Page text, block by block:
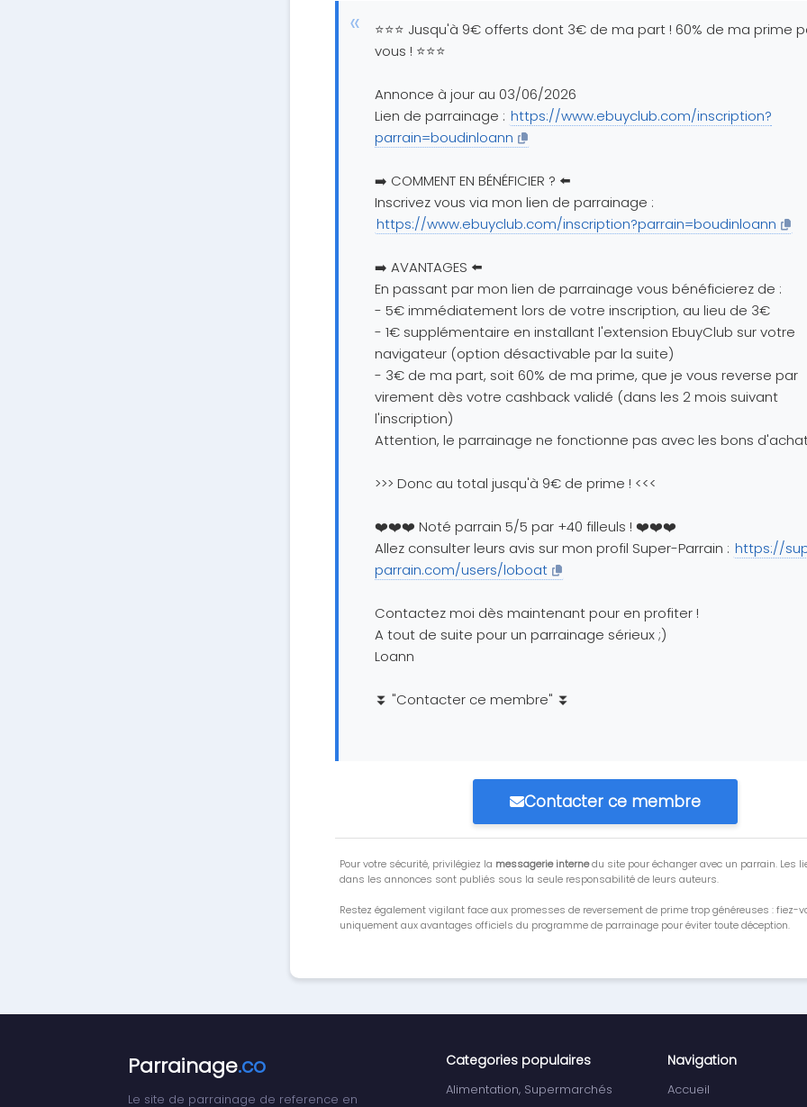
⭐⭐⭐ Jusqu'à 9€ offerts dont 3€ de ma part ! 60% de ma prime
vous ! ⭐⭐⭐
Annonce à jour au 03/06/2026
Lien de parrainage : https://www.ebuyclub.com/inscription?
parrain=boudinloann
➡️ COMMENT EN BÉNÉFICIER ? ⬅️
Inscrivez vous via mon lien de parrainage :
https://www.ebuyclub.com/inscription?parrain=boudinloann
➡️ AVANTAGES ⬅️
En passant par mon lien de parrainage vous bénéficierez de :
- 5€ immédiatement lors de votre inscription, au lieu de 3€
- 1€ supplémentaire en installant l'extension EbuyClub sur votre
navigateur (option désactivable par la suite)
- 3€ de ma part, soit 60% de ma prime, que je vous reverse par
virement dès votre cashback validé (dans les 2 mois suivant
l'inscription)
Attention, le parrainage ne fonctionne pas avec les bons
>>> Donc au total jusqu'à 9€ de prime ! <<<
❤️❤️❤️ Noté parrain 5/5 par +40 filleuls ! ❤️❤️❤️
Allez consulter leurs avis sur mon profil Super-Parrain : https://
parrain.com/users/loboat
Contactez moi dès maintenant pour en profiter !
A tout de suite pour un parrainage sérieux ;)
Loann
⏬ "Contacter ce membre" ⏬
Contacter ce membre
Pour votre sécurité, privilégiez la messagerie internedu site pour échanger avec un parrain. Les
dans les annonces sont publiés sous la seule responsabilité de leurs auteurs.
Restez également vigilant face aux promesses de reversement de prime trop généreuses : fiez-
uniquement aux avantages officiels du programme de parrainage pour éviter toute déception.
Parrainage.co
Le site de parrainage de reference en
Categories populaires
Alimentation, Supermarchés
Navigation
Accueil